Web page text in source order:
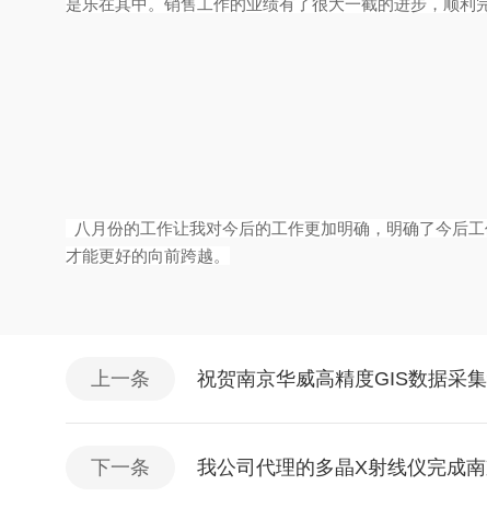
是乐在其中。销售工作的业绩有了很大一截的进步， 顺利
八月份的工作让我对今后的工作更加明确，明确了今后
才能更好的向前跨越。
上一条 祝贺南京华威高精度GIS数据采
下一条 我公司代理的多晶X射线仪完成